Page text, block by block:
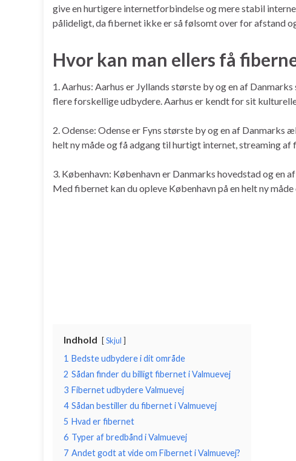
give en hurtigere internetforbindelse og mere stabil
pålideligt, da fibernet ikke er så følsomt over for afstand
Hvor kan man ellers få
1. Aarhus: Aarhus er Jyllands største by og en af
flere forskellige udbydere. Aarhus er kendt for sit
2. Odense: Odense er Fyns største by og en af
helt ny måde og få adgang til hurtigt internet, streaming
3. København: København er Danmarks hovedstad og en
Med fibernet kan du opleve København på en helt ny
Indhold Skjul
1 Bedste udbydere i dit område
2 Sådan finder du billigt fibernet i Valmuevej
3 Fibernet udbydere Valmuevej
4 Sådan bestiller du fibernet i Valmuevej
5 Hvad er fibernet
6 Typer af bredbånd i Valmuevej
7 Andet godt at vide om Fibernet i Valmuevej?